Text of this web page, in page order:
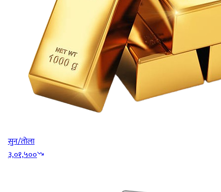
सुन/तोला
३,०१,५००